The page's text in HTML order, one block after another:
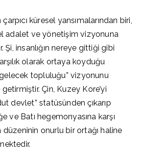
küresel yansımalarından biri,
adalet ve yönetişim vizyonuna
Şi, insanlığın nereye gittiği gibi
olarak ortaya koyduğu
topluluğu” vizyonunu
Çin, Kuzey Kore’yi
devlet” statüsünden çıkarıp
ve Batı hegemonyasına karşı
onurlu bir ortağı haline